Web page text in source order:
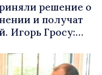
решение о
и получат
Игорь Гросу: